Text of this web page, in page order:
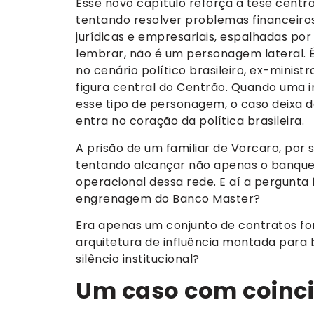
Esse novo capítulo reforça a tese
tentando resolver problemas
jurídicas e empresariais, espalhadas
lembrar, não é um personagem
no cenário político brasileiro, ex-
figura central do Centrão. Quando uma
esse tipo de personagem, o caso
entra no coração da política brasileira.
A prisão de um familiar de Vorcaro, por
tentando alcançar não apenas o
operacional dessa rede. E aí a
engrenagem do Banco Master?
Era apenas um conjunto de contratos
arquitetura de influência montada
silêncio institucional?
Um caso com